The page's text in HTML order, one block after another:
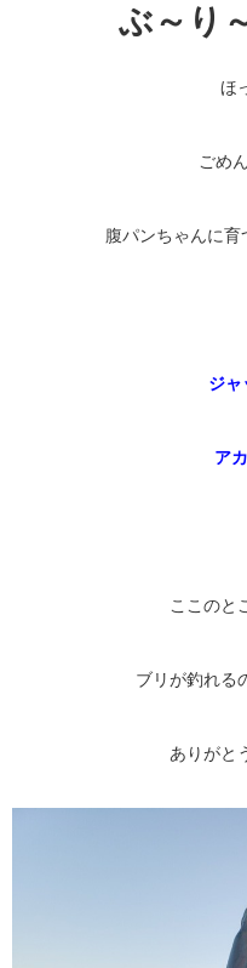
ぶ～り
ほ
ごめ
腹パンちゃんに
ジャ
ア
ここのと
ブリが釣れる
ありがと